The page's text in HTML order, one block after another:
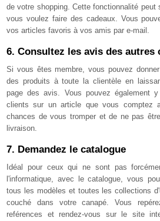
de votre shopping. Cette fonctionnalité peut
vous voulez faire des cadeaux. Vous
vos articles favoris à vos amis par e-mail.
6. Consultez les avis des autres
Si vous êtes membre, vous pouvez
des produits à toute la clientèle en
page des avis. Vous pouvez également
clients sur un article que vous comptez
chances de vous tromper et de ne pas
livraison.
7. Demandez le catalogue
Idéal pour ceux qui ne sont pas
l'informatique, avec le catalogue, vous
tous les modèles et toutes les collections
couché dans votre canapé. Vous
reférences et rendez-vous sur le site